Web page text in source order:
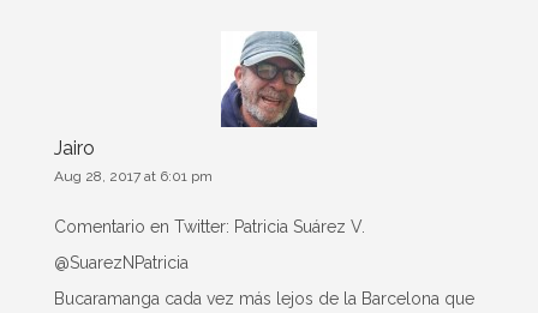
Jairo
Aug 28, 2017 at 6:01 pm
Comentario en Twitter: Patricia Suárez V.‏
@SuarezNPatricia
Bucaramanga cada vez más lejos de la Barcelona que